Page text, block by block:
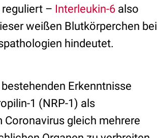
– Interleukin-6 also
weißen Blutkörperchen bei
hindeutet.
Erkenntnisse
1 (NRP-1) als
gleich mehrere